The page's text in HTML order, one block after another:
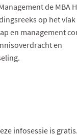
de MBA
op het vlak
en management
en
infosessie is gratis.